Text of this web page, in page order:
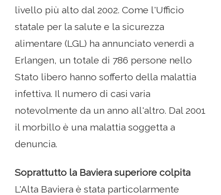
livello più alto dal 2002. Come l'Ufficio
statale per la salute e la sicurezza
alimentare (LGL) ha annunciato venerdì a
Erlangen, un totale di 786 persone nello
Stato libero hanno sofferto della malattia
infettiva. Il numero di casi varia
notevolmente da un anno all'altro. Dal 2001
il morbillo è una malattia soggetta a
denuncia.
Soprattutto la Baviera superiore colpita
L'Alta Baviera è stata particolarmente